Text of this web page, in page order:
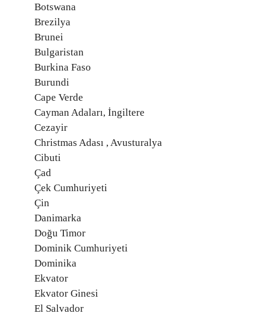
Botswana
Brezilya
Brunei
Bulgaristan
Burkina Faso
Burundi
Cape Verde
Cayman Adaları, İngiltere
Cezayir
Christmas Adası , Avusturalya
Cibuti
Çad
Çek Cumhuriyeti
Çin
Danimarka
Doğu Timor
Dominik Cumhuriyeti
Dominika
Ekvator
Ekvator Ginesi
El Salvador